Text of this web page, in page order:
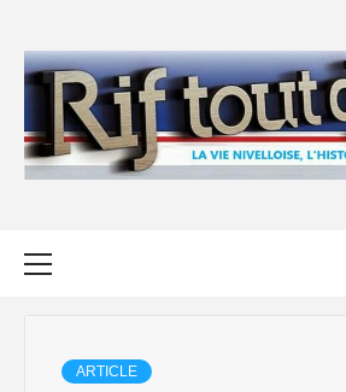
content
ARTICLE